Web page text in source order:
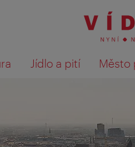
Jídlo a pití Město